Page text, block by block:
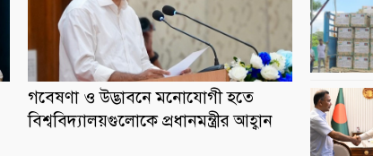
গবেষণা ও উদ্ভাবনে মনোযোগী হতে
বিশ্ববিদ্যালয়গুলোকে প্রধানমন্ত্রীর আহ্বান